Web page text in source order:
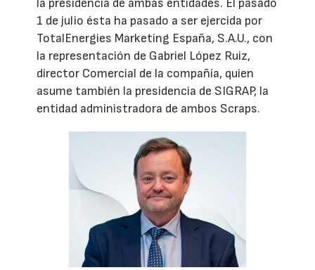
la presidencia de ambas entidades. El pasado
1 de julio ésta ha pasado a ser ejercida por
TotalEnergies Marketing España, S.A.U., con
la representación de Gabriel López Ruiz,
director Comercial de la compañía, quien
asume también la presidencia de SIGRAP, la
entidad administradora de ambos Scraps.